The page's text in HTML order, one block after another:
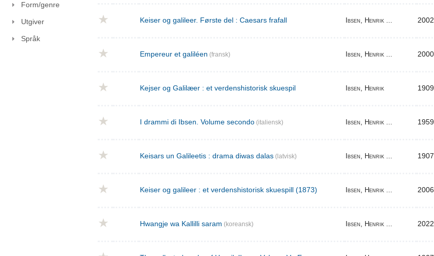
Form/genre
Utgiver
Språk
Keiser og galileer. Første del : Caesars frafall Ibsen, Henrik ... 2002
Empereur et galiléen (fransk) Ibsen, Henrik ... 2000
Kejser og Galilæer : et verdenshistorisk skuespil Ibsen, Henrik 1909
I drammi di Ibsen. Volume secondo (italiensk) Ibsen, Henrik ... 1959
Keisars un Galileetis : drama diwas dalas (latvisk) Ibsen, Henrik ... 1907
Keiser og galileer : et verdenshistorisk skuespill (1873) Ibsen, Henrik ... 2006
Hwangje wa Kallilli saram (koreansk) Ibsen, Henrik ... 2022